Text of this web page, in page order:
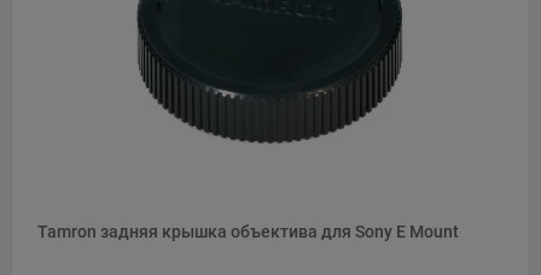
Tamron задняя крышка объектива для Sony E Mount